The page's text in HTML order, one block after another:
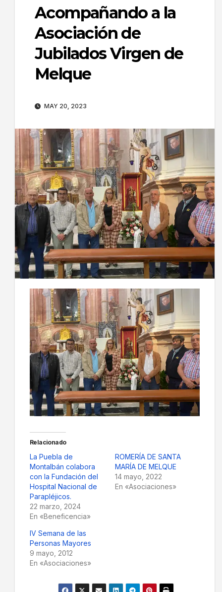
Acompañando a la
Asociación de
Jubilados Virgen de
Melque
MAY 20, 2023
Relacionado
La Puebla de
Montalbán colabora
con la Fundación del
Hospital Nacional de
Parapléjicos.
22 marzo, 2024
En «Beneficencia»
ROMERÍA DE SANTA
MARÍA DE MELQUE
14 mayo, 2022
En «Asociaciones»
IV Semana de las
Personas Mayores
9 mayo, 2012
En «Asociaciones»